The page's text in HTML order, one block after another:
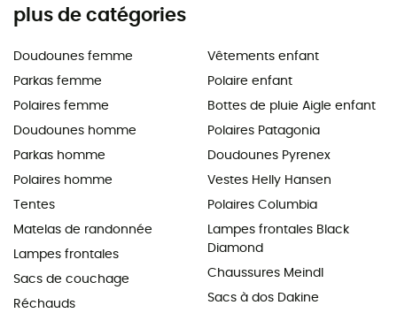
plus de catégories
Doudounes femme
Parkas femme
Polaires femme
Doudounes homme
Parkas homme
Polaires homme
Tentes
Matelas de randonnée
Lampes frontales
Sacs de couchage
Réchauds
Vêtements enfant
Polaire enfant
Bottes de pluie Aigle enfant
Polaires Patagonia
Doudounes Pyrenex
Vestes Helly Hansen
Polaires Columbia
Lampes frontales Black
Diamond
Chaussures Meindl
Sacs à dos Dakine